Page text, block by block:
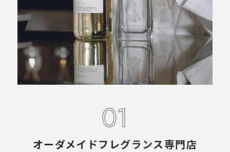
01
オーダメイドフレグランス専門店